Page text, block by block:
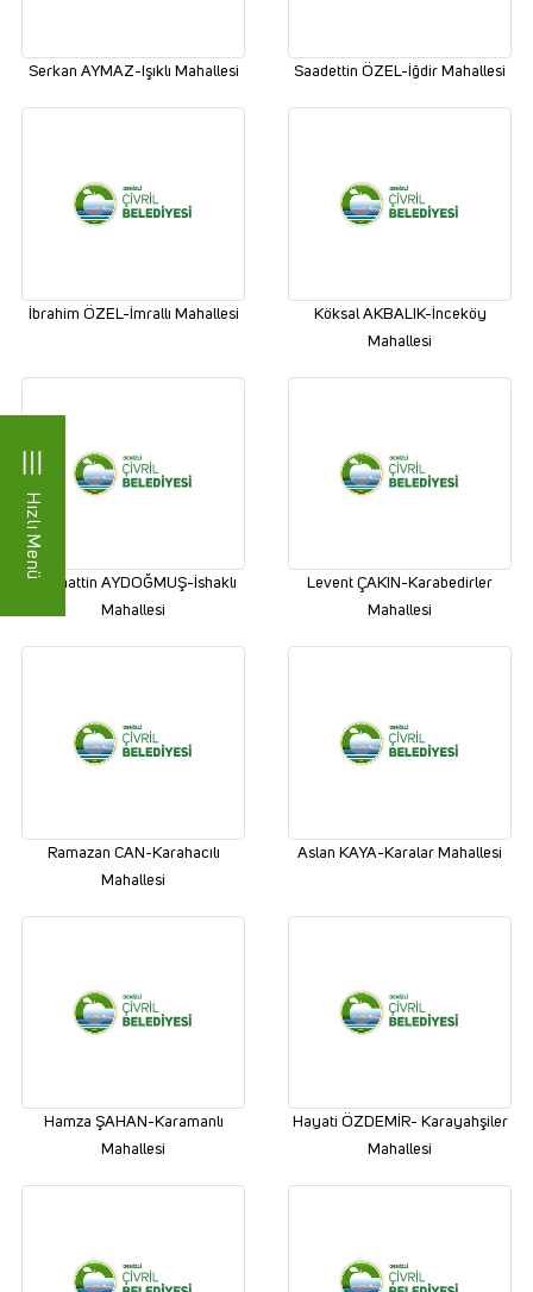
Hızlı Menü
Serkan AYMAZ-Işıklı Mahallesi Saadettin ÖZEL-İğdir Mahallesi
İbrahim ÖZEL-İmrallı Mahallesi
Köksal AKBALIK-İnceköy
Mahallesi
Selahattin AYDOĞMUŞ-İshaklı
Mahallesi
Levent ÇAKIN-Karabedirler
Mahallesi
Ramazan CAN-Karahacılı
Mahallesi
Aslan KAYA-Karalar Mahallesi
Hamza ŞAHAN-Karamanlı
Mahallesi
Hayati ÖZDEMİR- Karayahşiler
Mahallesi